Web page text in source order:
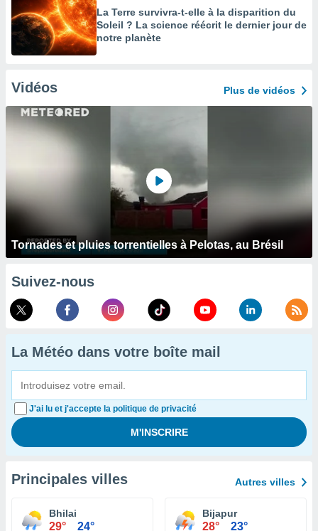
La Terre survivra-t-elle à la disparition du
Soleil ? La science réécrit le dernier jour de
notre planète
Vidéos Plus de vidéos
Tornades et pluies torrentielles à Pelotas, au Brésil
Suivez-nous
La Météo dans votre boîte mail
J'ai lu et j'accepte la politique de privacité
Principales villes Autres villes
Bhilai
29° 24°
Bijapur
28° 23°